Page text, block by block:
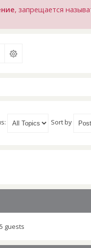
, запрещается
Sort by
guests